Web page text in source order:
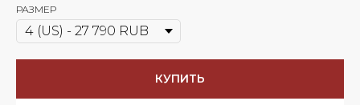
РАЗМЕР
КУПИТЬ